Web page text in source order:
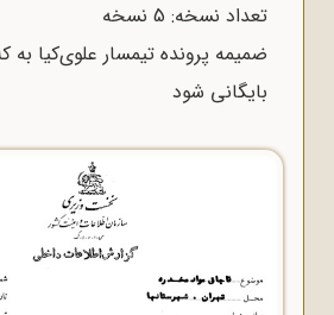
تعداد نسخه: 5 نسخه
ضمیمه پرونده تیمسار علوی‌کیا به
بایگانی شود